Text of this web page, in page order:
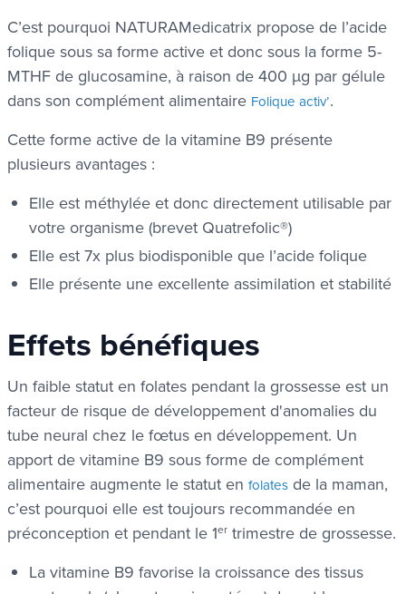
C’est pourquoi NATURAMedicatrix propose de l’acide
folique sous sa forme active et donc sous la forme 5-
MTHF de glucosamine, à raison de 400 µg par gélule
dans son complément alimentaire Folique activ’.
Cette forme active de la vitamine B9 présente
plusieurs avantages :
Elle est méthylée et donc directement utilisable par
votre organisme (brevet Quatrefolic®)
Elle est 7x plus biodisponible que l’acide folique
Elle présente une excellente assimilation et stabilité
Effets bénéfiques
Un faible statut en folates pendant la grossesse est un
facteur de risque de développement d'anomalies du
tube neural chez le fœtus en développement. Un
apport de vitamine B9 sous forme de complément
alimentaire augmente le statut en folates de la maman,
c’est pourquoi elle est toujours recommandée en
préconception et pendant le 1er trimestre de grossesse.
La vitamine B9 favorise la croissance des tissus